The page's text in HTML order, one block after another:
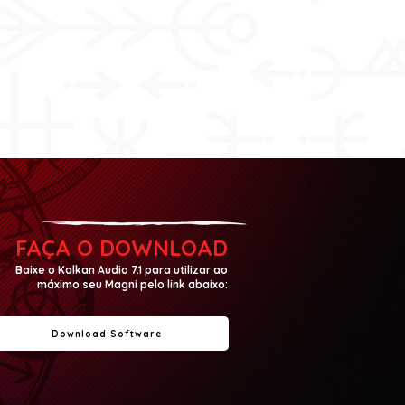
FAÇA O DOWNLOAD
Download Software
Baixe o Kalkan Audio 7.1 para utilizar ao
máximo seu Magni pelo link abaixo: